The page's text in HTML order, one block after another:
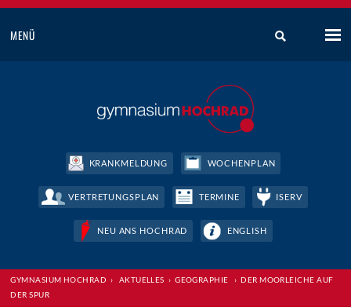
MENÜ
KRANKMELDUNG WOCHENPLAN
VERTRETUNGSPLAN TERMINE ISERV
NEU ANS HOCHRAD ENGLISH
GYMNASIUM HOCHRAD › AKTUELLES ›GEOGRAPHIE ›DER MOORLEICHE AUF
DER SPUR